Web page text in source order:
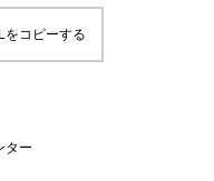
をコピーする
ター